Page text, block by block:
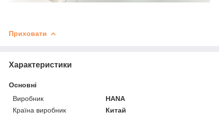
Приховати
Характеристики
Основні
Виробник
HANA
Країна виробник
Китай